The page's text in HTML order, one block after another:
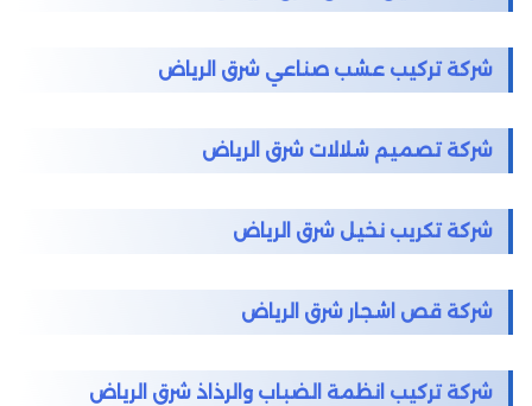
شركة تركيب عشب صناعي شرق الرياض
شركة تصميم شلالات شرق الرياض
شركة تكريب نخيل شرق الرياض
شركة قص اشجار شرق الرياض
شركة تركيب انظمة الضباب والرذاذ شرق الرياض